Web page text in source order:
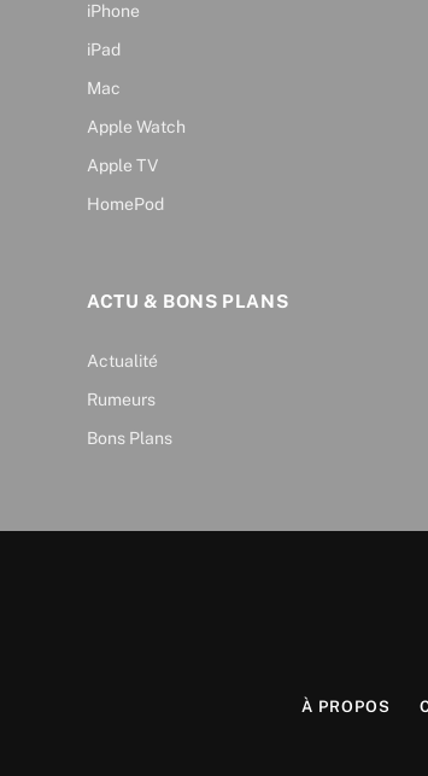
iPhone
iPad
Mac
Apple Watch
Apple TV
HomePod
ACTU & BONS PLANS
Actualité
Rumeurs
Bons Plans
À PROPOS